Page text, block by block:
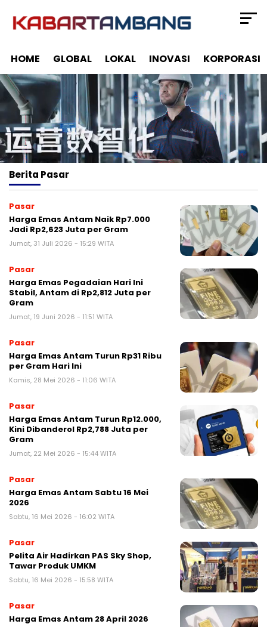
HOME GLOBAL LOKAL INOVASI KORPORASI
Berita Pasar
Pasar
Harga Emas Antam Naik Rp7.000
Jadi Rp2,623 Juta per Gram
Jumat, 31 Juli 2026 - 15:29 WITA
Pasar
Harga Emas Pegadaian Hari Ini
Stabil, Antam di Rp2,812 Juta per
Gram
Jumat, 19 Juni 2026 - 11:51 WITA
Pasar
Harga Emas Antam Turun Rp31 Ribu
per Gram Hari Ini
Kamis, 28 Mei 2026 - 11:06 WITA
Pasar
Harga Emas Antam Turun Rp12.000,
Kini Dibanderol Rp2,788 Juta per
Gram
Jumat, 22 Mei 2026 - 15:44 WITA
Pasar
Harga Emas Antam Sabtu 16 Mei
2026
Sabtu, 16 Mei 2026 - 16:02 WITA
Pasar
Pelita Air Hadirkan PAS Sky Shop,
Tawar Produk UMKM
Sabtu, 16 Mei 2026 - 15:58 WITA
Pasar
Harga Emas Antam 28 April 2026